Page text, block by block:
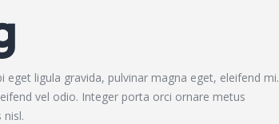
ligula gravida, pulvinar magna eget, eleifend mi.
vel odio. Integer porta orci ornare metus
nisl.